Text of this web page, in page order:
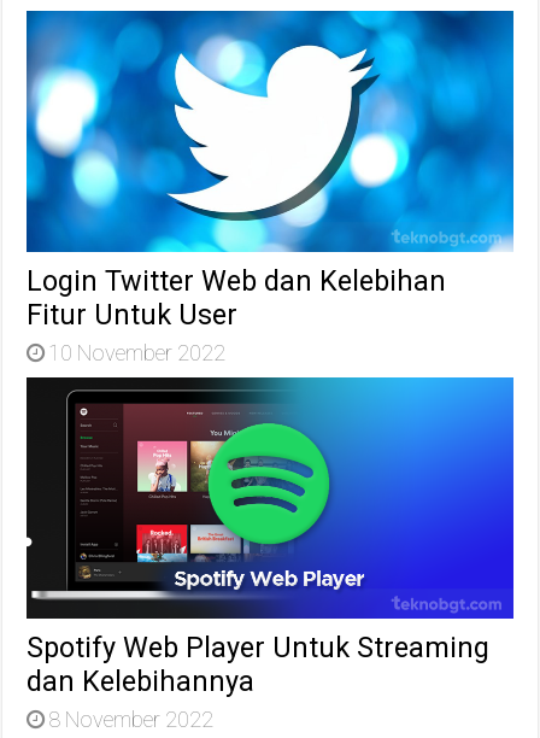
Login Twitter Web dan Kelebihan
Fitur Untuk User
10 November 2022
Spotify Web Player Untuk Streaming
dan Kelebihannya
8 November 2022